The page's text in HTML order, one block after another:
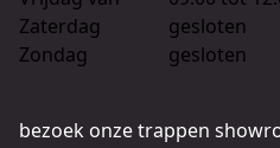
Zaterdag
gesloten
Zondag
gesloten
bezoek onze trappen